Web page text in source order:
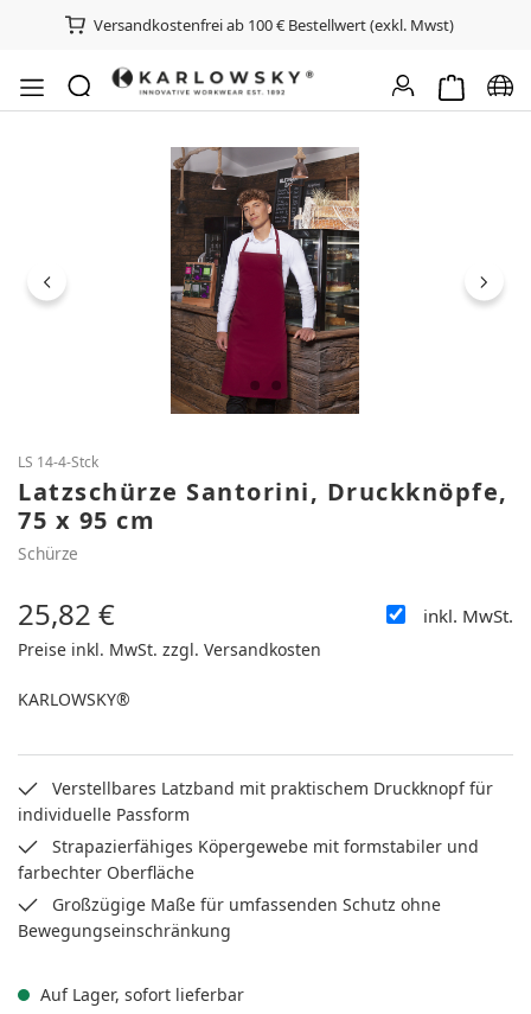
Versandkostenfrei ab 100 € Bestellwert (exkl. Mwst)
Bildergalerie überspringen
LS 14-4-Stck
Latzschürze Santorini, Druckknöpfe,
75 x 95 cm
Schürze
Regulärer Preis:
25,82 € inkl. MwSt.
Preise inkl. MwSt. zzgl. Versandkosten
KARLOWSKY®
Verstellbares Latzband mit praktischem Druckknopf für
individuelle Passform
Strapazierfähiges Köpergewebe mit formstabiler und
farbechter Oberfläche
Großzügige Maße für umfassenden Schutz ohne
Bewegungseinschränkung
Auf Lager, sofort lieferbar